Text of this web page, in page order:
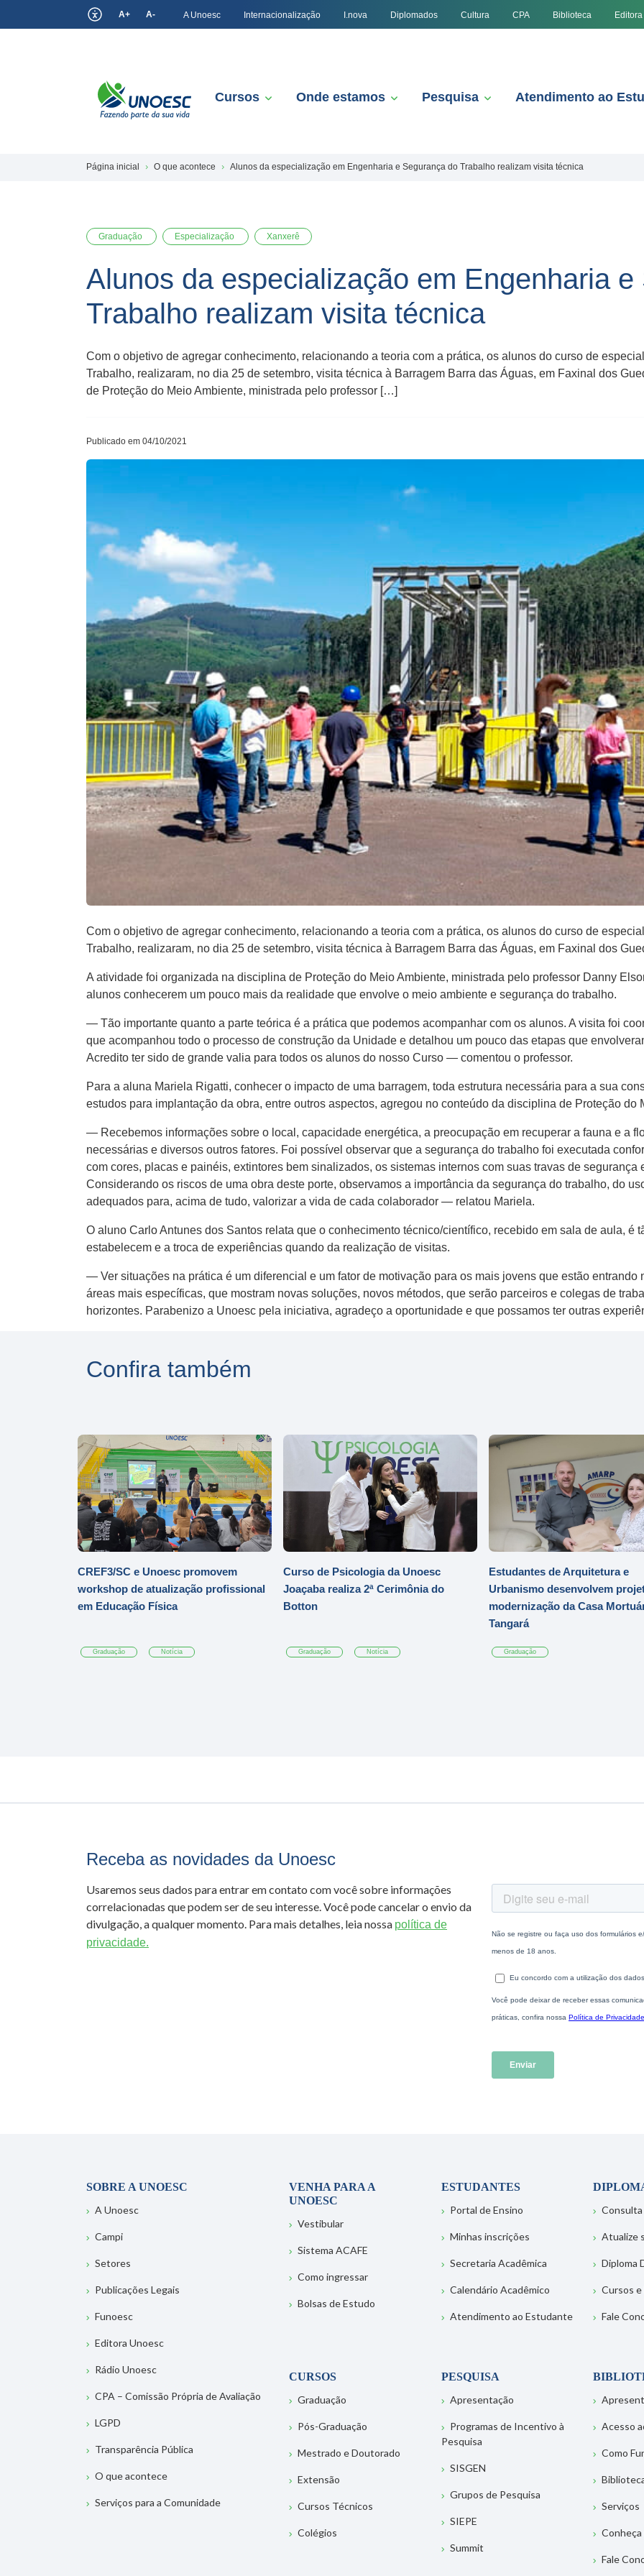
A+ A- A Unoesc Internacionalização I.nova Diplomados Cultura CPA Biblioteca Editora
Cursos Onde estamos Pesquisa Atendimento ao
Página inicial O que acontece Alunos da especialização em Engenharia e Segurança do Trabalho realizam visita técnica
Graduação Especialização Xanxerê
Alunos da especialização em Engenharia e
Trabalho realizam visita técnica
Com o objetivo de agregar conhecimento, relacionando a teoria com a prática, os alunos do curso de
Trabalho, realizaram, no dia 25 de setembro, visita técnica à Barragem Barra das Águas, em Faxinal dos
de Proteção do Meio Ambiente, ministrada pelo professor […]
Publicado em 04/10/2021
Com o objetivo de agregar conhecimento, relacionando a teoria com a prática, os alunos do curso de
Trabalho, realizaram, no dia 25 de setembro, visita técnica à Barragem Barra das Águas, em Faxinal dos
A atividade foi organizada na disciplina de Proteção do Meio Ambiente, ministrada pelo professor Danny
alunos conhecerem um pouco mais da realidade que envolve o meio ambiente e segurança do trabalho.
— Tão importante quanto a parte teórica é a prática que podemos acompanhar com os alunos. A visita foi
que acompanhou todo o processo de construção da Unidade e detalhou um pouco das etapas que
Acredito ter sido de grande valia para todos os alunos do nosso Curso — comentou o professor.
Para a aluna Mariela Rigatti, conhecer o impacto de uma barragem, toda estrutura necessária para a sua
estudos para implantação da obra, entre outros aspectos, agregou no conteúdo da disciplina de Proteção do
— Recebemos informações sobre o local, capacidade energética, a preocupação em recuperar a fauna e a
necessárias e diversos outros fatores. Foi possível observar que a segurança do trabalho foi executada
com cores, placas e painéis, extintores bem sinalizados, os sistemas internos com suas travas de segurança
Considerando os riscos de uma obra deste porte, observamos a importância da segurança do trabalho, do
adequados para, acima de tudo, valorizar a vida de cada colaborador — relatou Mariela.
O aluno Carlo Antunes dos Santos relata que o conhecimento técnico/científico, recebido em sala de aula, é
estabelecem e a troca de experiências quando da realização de visitas.
— Ver situações na prática é um diferencial e um fator de motivação para os mais jovens que estão entrando
áreas mais específicas, que mostram novas soluções, novos métodos, que serão parceiros e colegas de
horizontes. Parabenizo a Unoesc pela iniciativa, agradeço a oportunidade e que possamos ter outras
Confira também
CREF3/SC e Unoesc promovem
workshop de atualização profissional
em Educação Física
Graduação Notícia
Curso de Psicologia da Unoesc
Joaçaba realiza 2ª Cerimônia do
Botton
Graduação Notícia
Estudantes de Arquitetura e
Urbanismo desenvolvem
modernização da Casa
Tangará
Graduação
Receba as novidades da Unoesc
Usaremos seus dados para entrar em contato com você sobre informações
correlacionadas que podem ser de seu interesse. Você pode cancelar o envio da
divulgação, a qualquer momento. Para mais detalhes, leia nossa política de
privacidade.
SOBRE A UNOESC
A Unoesc
Campi
Setores
Publicações Legais
Funoesc
Editora Unoesc
Rádio Unoesc
CPA – Comissão Própria de Avaliação
LGPD
Transparência Pública
O que acontece
Serviços para a Comunidade
VENHA PARA A
UNOESC
Vestibular
Sistema ACAFE
Como ingressar
Bolsas de Estudo
ESTUDANTES
Portal de Ensino
Minhas inscrições
Secretaria Acadêmica
Calendário Acadêmico
Atendimento ao Estudante
Consulta
Atualize
Diploma
Cursos
Fale
CURSOS
Graduação
Pós-Graduação
Mestrado e Doutorado
Extensão
Cursos Técnicos
Colégios
PESQUISA
Apresentação
Programas de Incentivo à
Pesquisa
SISGEN
Grupos de Pesquisa
SIEPE
Summit
Acesso
Como
Serviços
Fale